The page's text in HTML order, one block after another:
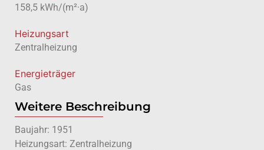
158,5 kWh/(m²·a)
Heizungsart
Zentralheizung
Energieträger
Gas
Weitere Beschreibung
Baujahr: 1951
Heizungsart: Zentralheizung